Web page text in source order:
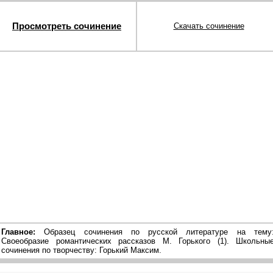
Просмотреть сочинение Скачать сочинение
Главное: Образец сочинения по русской литературе на
Своеобразие романтических рассказов М. Горького (1).
сочинения по творчеству: Горький Максим.